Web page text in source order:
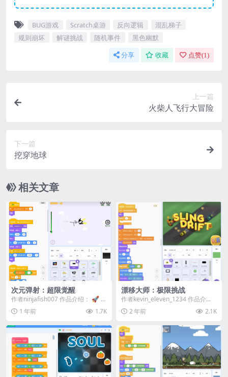
BUG游戏 Scratch桌游 反向逻辑
混乱梯子
规则崩坏
解谜挑战 随机事件 黑色幽默
分享 收藏 点赞(1)
上一篇
火柴人飞行大冒险
下一篇
挖穿地球
相关文章
次元弹射：超限觉醒
作者ninjafish007 作品介绍： 🚀 集
结全宇宙动漫战力，突破物理法则
的...1 年前 1.7K
漂移大师：极限挑战
作者kevin_eleven_1234 作品介
绍： 🌟 欢迎来到《漂移大师：极
限...2 年前 2.1K